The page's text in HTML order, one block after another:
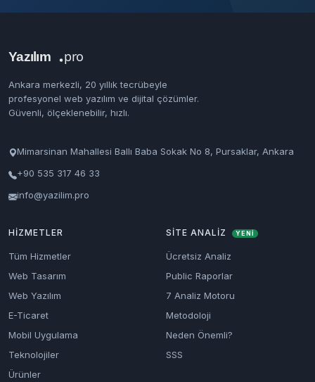
Ankara merkezli, 20 yıllık tecrübeyle
profesyonel web yazılım ve dijital çözümler.
Güvenli, ölçeklenebilir, hızlı.
Mimarsinan Mahallesi Ballı Baba Sokak No 8, Pursaklar, Ankara
+90 535 317 46 33
info@yazilim.pro
HIZMETLER
Tüm Hizmetler
Web Tasarım
Web Yazılım
E-Ticaret
Mobil Uygulama
Teknolojiler
Ürünler
SITE ANALIZ YENİ
Ücretsiz Analiz
Public Raporlar
7 Analiz Motoru
Metodoloji
Neden Önemli?
SSS